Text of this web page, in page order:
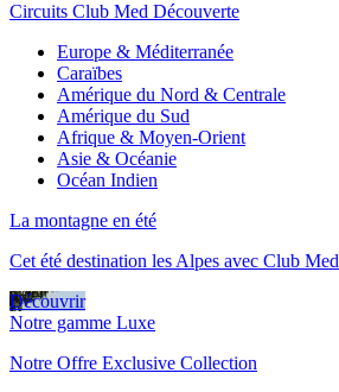
Circuits Club Med Découverte
Europe & Méditerranée
Caraïbes
Amérique du Nord & Centrale
Amérique du Sud
Afrique & Moyen-Orient
Asie & Océanie
Océan Indien
La montagne en été
Cet été destination les Alpes avec Club Med
Découvrir
Notre gamme Luxe
Notre Offre Exclusive Collection